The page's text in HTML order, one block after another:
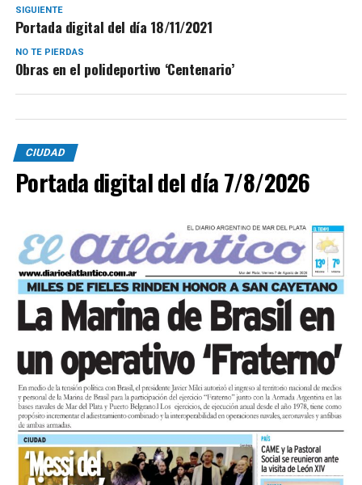
SIGUIENTE
Portada digital del día 18/11/2021
NO TE PIERDAS
Obras en el polideportivo ‘Centenario’
CIUDAD
Portada digital del día 7/8/2026